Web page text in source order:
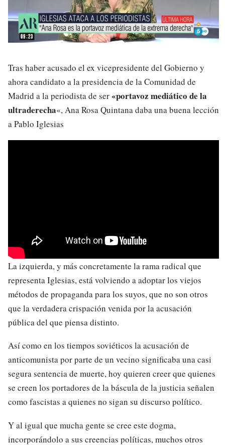
Tras haber acusado el ex vicepresidente del Gobierno y
ahora candidato a la presidencia de la Comunidad de
Madrid a la periodista de ser«portavoz mediático de la
ultraderecha«, Ana Rosa Quintana daba una buena lección
a Pablo Iglesias
La izquierda, y más concretamente la rama radical que
representa Iglesias, está volviendo a adoptar los viejos
métodos de propaganda para los suyos, que no son otros
que la verdadera crispación venida por la acusación
pública del que piensa distinto.
Así como en los tiempos soviéticos la acusación de
anticomunista por parte de un vecino significaba una casi
segura sentencia de muerte, hoy quieren creer que quienes
se creen los portadores de la báscula de la justicia señalen
como fascistas a quienes no sigan su discurso político.
Y al igual que mucha gente se cree este dogma,
incorporándolo a sus creencias políticas, muchos otros